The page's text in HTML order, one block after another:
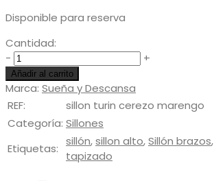
Disponible para reserva
Cantidad:
- Cantidad +
Añadir al carrito
Marca: Sueña y Descansa
REF:
sillon turin cerezo marengo
Categoría: Sillones
Etiquetas:
sillón,sillon alto,Sillón brazos,
tapizado